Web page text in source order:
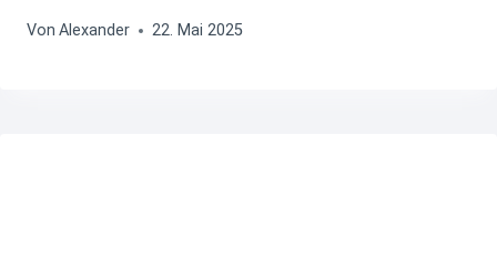
Von Alexander 22. Mai 2025